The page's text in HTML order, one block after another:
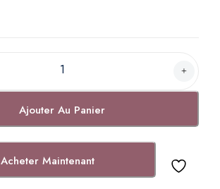
n
n
e
e
Ajouter Au Panier
Acheter Maintenant